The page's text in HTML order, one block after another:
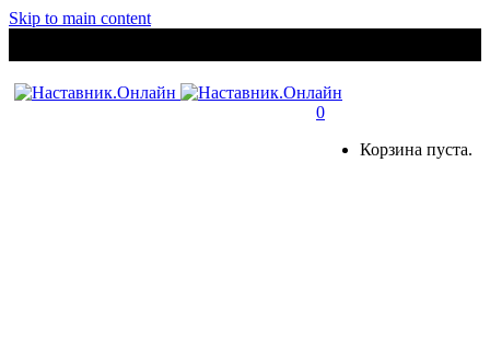
Skip to main content
0
Корзина пуста.